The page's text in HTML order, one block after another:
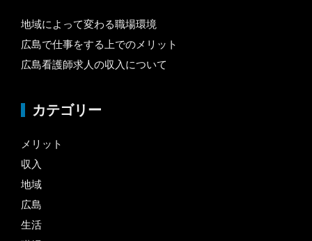
地域によって変わる職場環境
広島で仕事をする上でのメリット
広島看護師求人の収入について
カテゴリー
メリット
収入
地域
広島
生活